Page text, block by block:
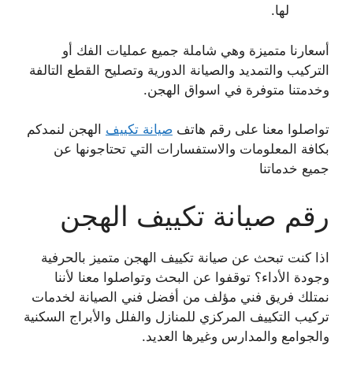
لها.
أسعارنا متميزة وهي شاملة جميع عمليات الفك أو
التركيب والتمديد والصيانة الدورية وتصليح القطع التالفة
وخدمتنا متوفرة في اسواق الهجن.
تواصلوا معنا على رقم هاتف صيانة تكييف الهجن لنمدكم
بكافة المعلومات والاستفسارات التي تحتاجونها عن
جميع خدماتنا
رقم صيانة تكييف الهجن
اذا كنت تبحث عن صيانة تكييف الهجن متميز بالحرفية
وجودة الأداء؟ توقفوا عن البحث وتواصلوا معنا لأننا
نمتلك فريق فني مؤلف من أفضل فني الصيانة لخدمات
تركيب التكييف المركزي للمنازل والفلل والأبراج السكنية
والجوامع والمدارس وغيرها العديد.